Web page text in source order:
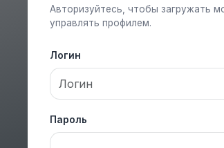
Авторизуйтесь, чтобы загружать
управлять профилем.
Логин
Пароль